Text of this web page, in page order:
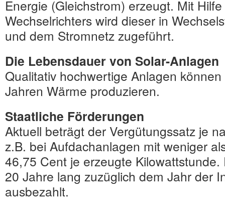
Energie (Gleichstrom) erzeugt. Mit
Wechselrichters wird dieser in
und dem Stromnetz zugeführt.
Die Lebensdauer von Solar-Anlagen
Qualitativ hochwertige Anlagen
Jahren Wärme produzieren.
Staatliche Förderungen
Aktuell beträgt der Vergütungssatz je
z.B. bei Aufdachanlagen mit weniger
46,75 Cent je erzeugte
20 Jahre lang zuzüglich dem Jahr der
ausbezahlt.